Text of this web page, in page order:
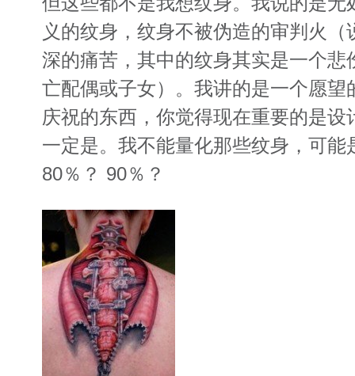
义的纹身，纹身不被伪造的审判火（
深的痛苦，其中的纹身其实是一个悲
亡配偶或子女）。我讲的是一个愿望
庆祝的东西，你觉得现在重要的是设
一定是。我不能量化那些纹身，可能
80％？ 90％？